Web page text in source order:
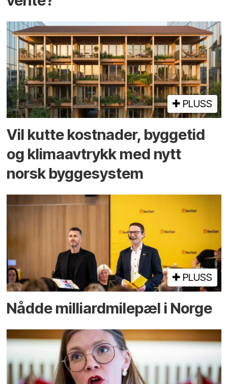
PLUSS
Vil kutte kostnader, byggetid
og klima­avtrykk med nytt
norsk bygge­system
PLUSS
Nådde milliard­­milepæl i Norge